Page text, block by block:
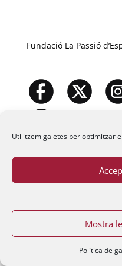
Utilitzem galetes per optimitzar
Mostra
Política de
Fundació La Passió